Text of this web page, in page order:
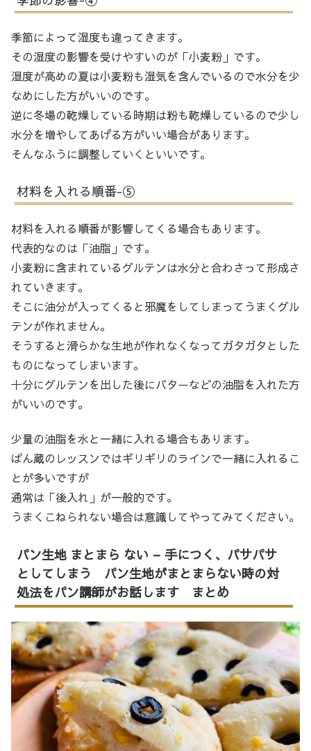
季節によって湿度も違ってきます。
その湿度の影響を受けやすいのが「小麦粉」です。
湿度が高めの夏は小麦粉も湿気を含んでいるので水分を少
なめにした方がいいのです。
逆に冬場の乾燥している時期は粉も乾燥しているので少し
水分を増やしてあげる方がいい場合があります。
そんなふうに調整していくといいです。
材料を入れる順番-⑤
材料を入れる順番が影響してくる場合もあります。
代表的なのは「油脂」です。
小麦粉に含まれているグルテンは水分と合わさって形成さ
れていきます。
そこに油分が入ってくると邪魔をしてしまってうまくグル
テンが作れません。
そうすると滑らかな生地が作れなくなってガタガタとした
ものになってしまいます。
十分にグルテンを出した後にバターなどの油脂を入れた方
がいいのです。
少量の油脂を水と一緒に入れる場合もあります。
ぱん蔵のレッスンではギリギリのラインで一緒に入れるこ
とが多いですが
通常は「後入れ」が一般的です。
うまくこねられない場合は意識してやってみてください。
パン生地 まとまら ない – 手につく、パサパサ
としてしまう パン生地がまとまらない時の対
処法をパン講師がお話します まとめ